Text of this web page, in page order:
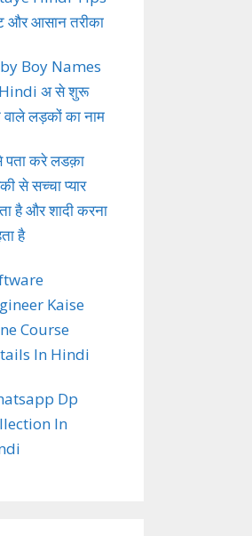
और आसान तरीका
Boy Names
अ से शुरू
वाले लड़कों का नाम
करे लडक़ा
से सच्चा प्यार
है और शादी करना
है
Kaise
Course
In Hindi
Dp
In